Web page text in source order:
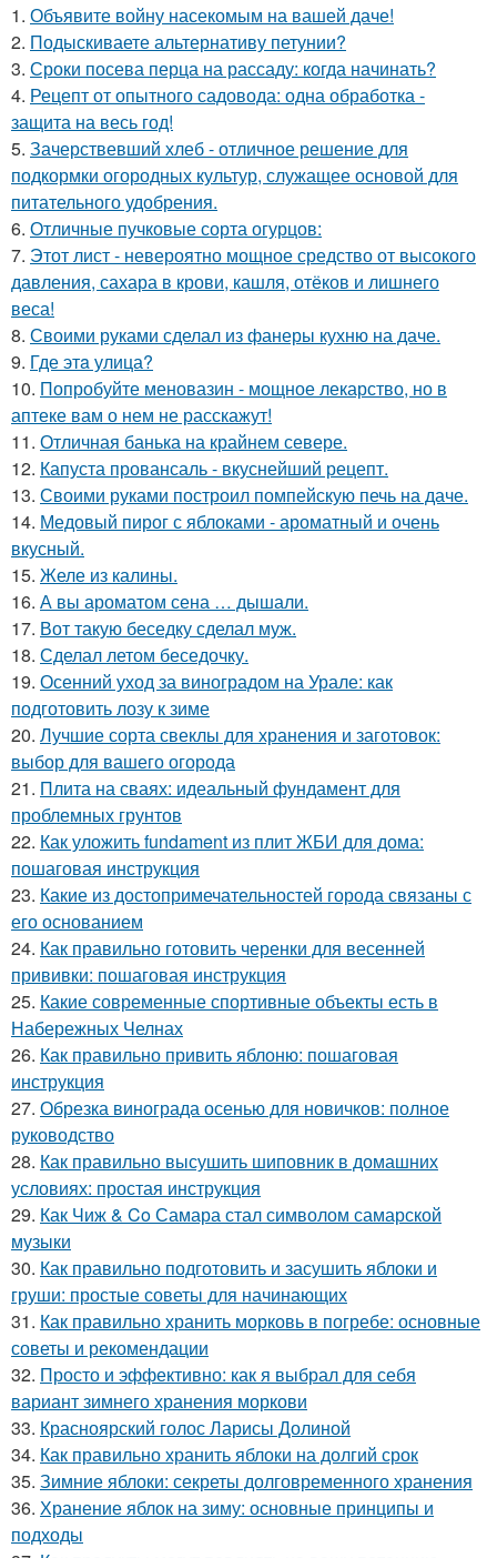
1. Объявите войну насекомым на вашей даче!
2. Подыскиваете альтернативу петунии?
3. Сроки посева перца на рассаду: когда начинать?
4. Рецепт от опытного садовода: одна обработка -
защита на весь год!
5. Зачерствевший хлеб - отличное решение для
подкормки огородных культур, служащее основой для
питательного удобрения.
6. Отличные пучковые сорта огурцов:
7. Этот лист - невероятно мощное средство от высокого
давления, сахара в крови, кашля, отёков и лишнего
веса!
8. Своими руками сделал из фанеры кухню на даче.
9. Где этa улица?
10. Попробуйте меновазин - мощное лекарство, но в
аптеке вам о нем не расскажут!
11. Отличная банька на крайнем севере.
12. Капуста провансаль - вкуснейший рецепт.
13. Своими руками построил помпейскую печь на даче.
14. Медовый пирог с яблоками - ароматный и очень
вкусный.
15. Желе из калины.
16. А вы ароматом сена … дышали.
17. Вот такую беседку сделал муж.
18. Сделал летом беседочку.
19. Осенний уход за виноградом на Урале: как
подготовить лозу к зиме
20. Лучшие сорта свеклы для хранения и заготовок:
выбор для вашего огорода
21. Плита на сваях: идеальный фундамент для
проблемных грунтов
22. Как уложить fundament из плит ЖБИ для дома:
пошаговая инструкция
23. Какие из достопримечательностей города связаны с
его основанием
24. Как правильно готовить черенки для весенней
прививки: пошаговая инструкция
25. Какие современные спортивные объекты есть в
Набережных Челнах
26. Как правильно привить яблоню: пошаговая
инструкция
27. Обрезка винограда осенью для новичков: полное
руководство
28. Как правильно высушить шиповник в домашних
условиях: простая инструкция
29. Как Чиж & Co Самара стал символом самарской
музыки
30. Как правильно подготовить и засушить яблоки и
груши: простые советы для начинающих
31. Как правильно хранить морковь в погребе: основные
советы и рекомендации
32. Просто и эффективно: как я выбрал для себя
вариант зимнего хранения моркови
33. Красноярский голос Ларисы Долиной
34. Как правильно хранить яблоки на долгий срок
35. Зимние яблоки: секреты долговременного хранения
36. Хранение яблок на зиму: основные принципы и
подходы